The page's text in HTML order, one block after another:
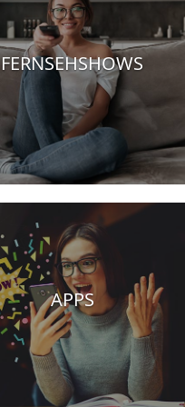
FERNSEHSHOWS
APPS